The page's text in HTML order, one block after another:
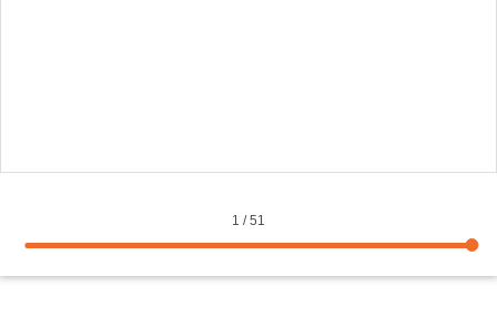
1 /51